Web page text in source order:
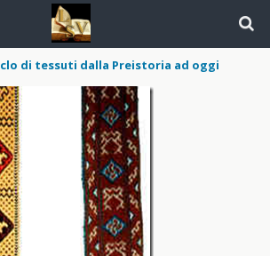
di tessuti dalla Preistoria ad oggi